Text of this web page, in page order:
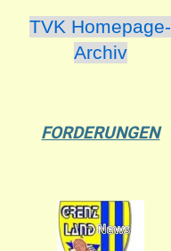
TVK Homepage-
Archiv
FORDERUNGEN